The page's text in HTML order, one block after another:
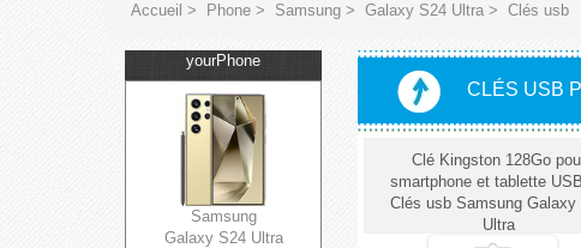
Accueil > Phone > Samsung > Galaxy S24 Ultra > Clés usb
yourPhone
Samsung
Galaxy S24 Ultra
CLÉS USB
Clé Kingston 128Go
smartphone et tablette
Clés usb Samsung Galaxy
Ultra